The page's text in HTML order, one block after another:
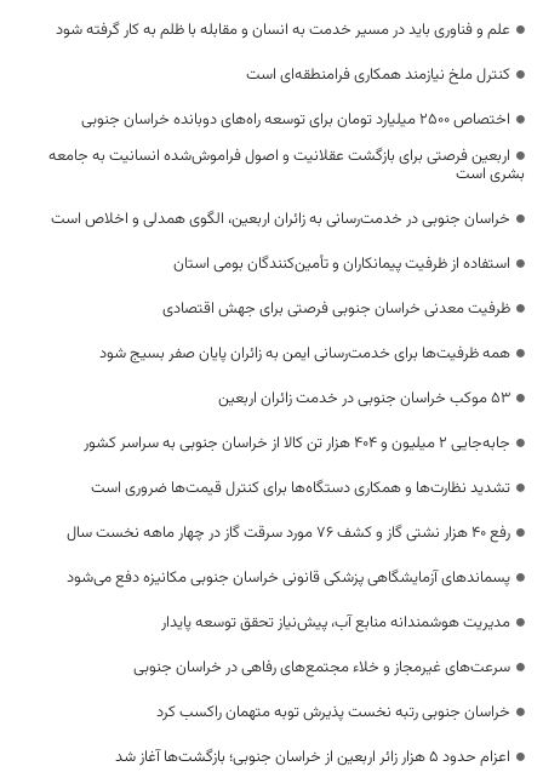
علم و فناوری باید در مسیر خدمت به انسان و مقابله با ظلم به کار گرفته شود
کنترل ملخ نیازمند همکاری فرامنطقه‌ای است
اختصاص 2500 میلیارد تومان برای توسعه راه‌های دوبانده خراسان جنوبی
اربعین فرصتی برای بازگشت عقلانیت و اصول فراموش‌شده انسانیت به جامعه
بشری است
خراسان جنوبی در خدمت‌رسانی به زائران اربعین، الگوی همدلی و اخلاص است
استفاده از ظرفیت پیمانکاران و تأمین‌کنندگان بومی استان
ظرفیت معدنی خراسان جنوبی فرصتی برای جهش اقتصادی
همه ظرفیت‌ها برای خدمت‌رسانی ایمن به زائران پایان صفر بسیج شود
53 موکب خراسان جنوبی در خدمت زائران اربعین
جابه‌جایی 2 میلیون و 404 هزار تن کالا از خراسان جنوبی به سراسر کشور
تشدید نظارت‌ها و همکاری دستگاه‌ها برای کنترل قیمت‌ها ضروری است
رفع 40 هزار نشتی گاز و کشف 76 مورد سرقت گاز در چهار ماهه نخست سال
پسماندهای آزمایشگاهی پزشکی قانونی خراسان جنوبی مکانیزه دفع می‌شود
مدیریت هوشمندانه منابع آب، پیش‌نیاز تحقق توسعه پایدار
سرعت‌های غیرمجاز و خلاء مجتمع‌های رفاهی در خراسان جنوبی
خراسان جنوبی رتبه نخست پذیرش توبه متهمان راکسب کرد
اعزام حدود 5 هزار زائر اربعین از خراسان جنوبی؛ بازگشت‌ها آغاز شد